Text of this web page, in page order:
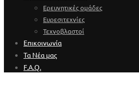
Ερευνητικές ομάδες
Ευρεσιτεχνίες
Τεχνοβλαστοί
Επικοινωνία
Τα Νέα μας
F.A.Q.